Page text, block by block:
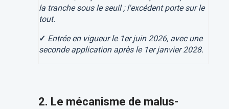
la tranche sous le seuil ; l'excédent porte sur le
tout.
✓ Entrée en vigueur le 1er juin 2026, avec une
seconde application après le 1er janvier 2028.
2. Le mécanisme de malus-